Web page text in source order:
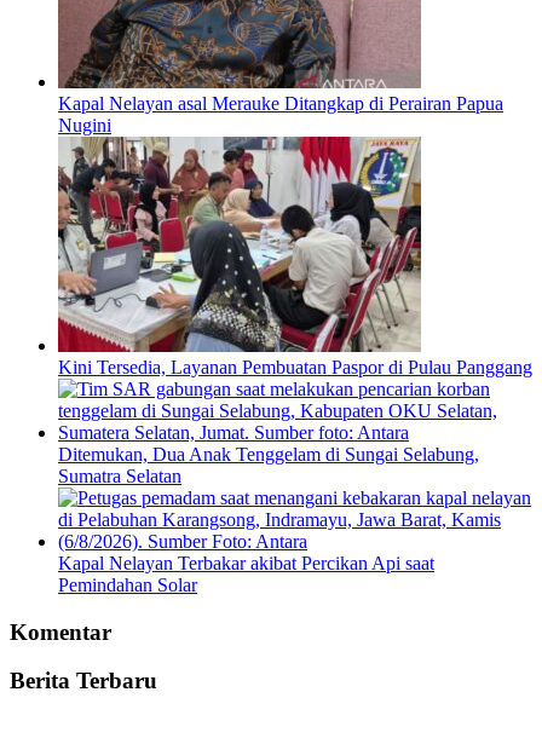
Kapal Nelayan asal Merauke Ditangkap di Perairan Papua
Nugini
Kini Tersedia, Layanan Pembuatan Paspor di Pulau Panggang
Ditemukan, Dua Anak Tenggelam di Sungai Selabung,
Sumatra Selatan
Kapal Nelayan Terbakar akibat Percikan Api saat
Pemindahan Solar
Komentar
Berita Terbaru